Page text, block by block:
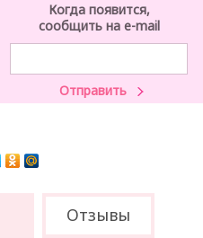
Когда появится,
сообщить на e-mail
Отзывы